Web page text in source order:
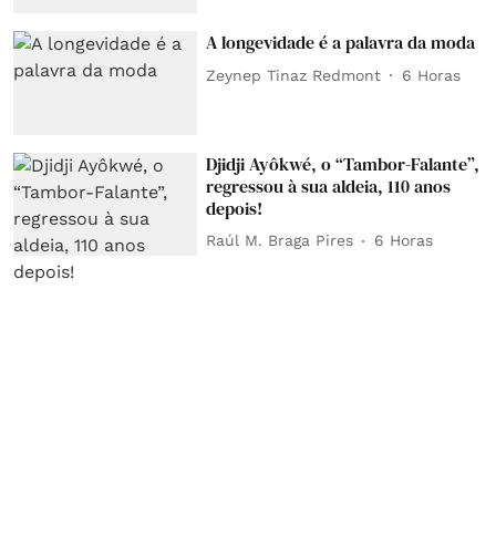
A longevidade é a palavra da moda
Zeynep Tinaz Redmont 6 Horas
Djidji Ayôkwé, o “Tambor-Falante”,
regressou à sua aldeia, 110 anos
depois!
Raúl M. Braga Pires 6 Horas